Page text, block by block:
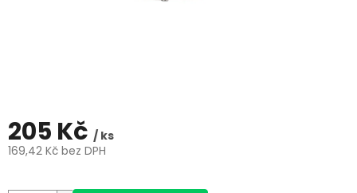
205 Kč / ks
169,42 Kč bez DPH
cena: